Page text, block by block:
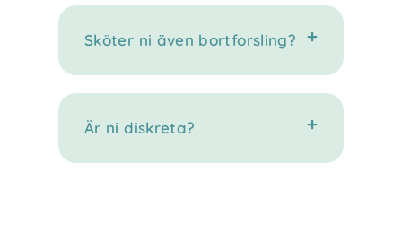
Sköter ni även bortforsling?
Är ni diskreta?